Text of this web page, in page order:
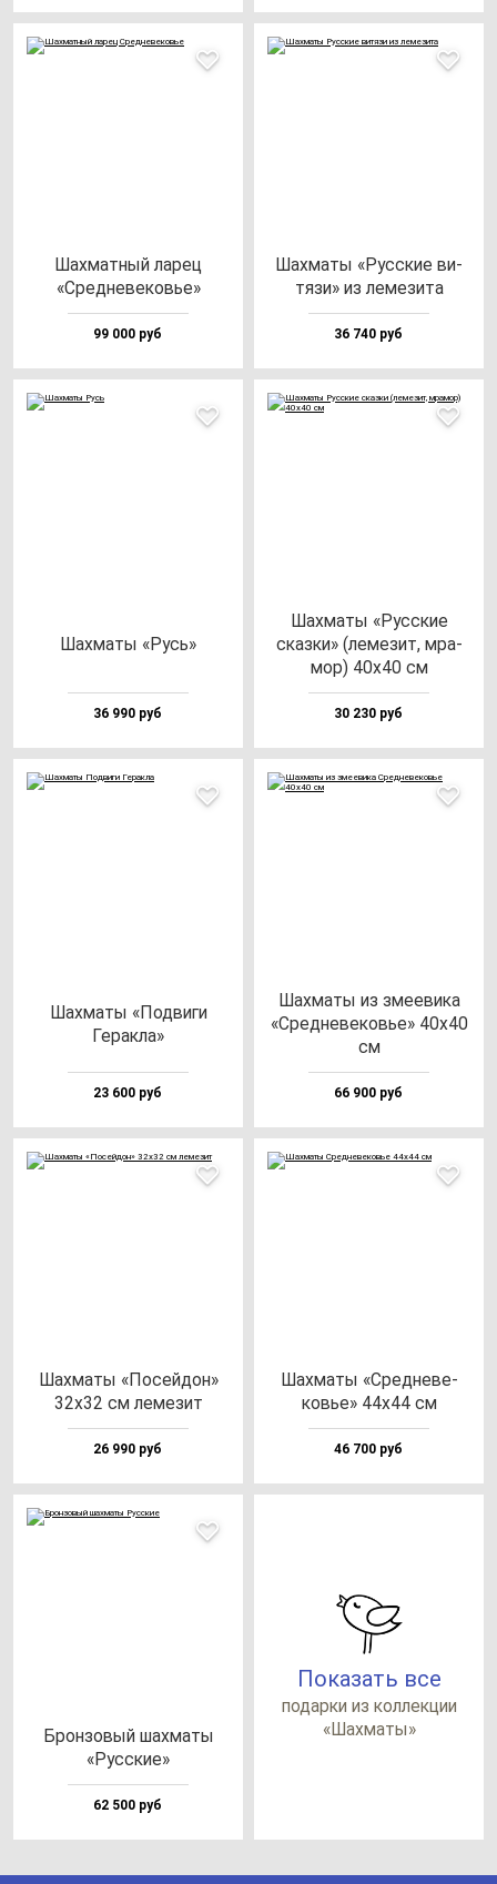
Шах­мат­ный ла­рец
«Сред­не­ве­ковье»
99 000 руб
Шах­ма­ты «Рус­ские ви­
тя­зи» из ле­ме­зи­та
36 740 руб
Шах­ма­ты «Русь»
36 990 руб
Шах­ма­ты «Рус­ские
сказ­ки» (ле­ме­зит, мра­
мор) 40х40 см
30 230 руб
Шах­ма­ты «Под­ви­ги
Герак­ла»
23 600 руб
Шах­ма­ты из зме­еви­ка
«Сред­не­ве­ковье» 40х40
см
66 900 руб
Шах­ма­ты «Посей­дон»
32х32 см ле­ме­зит
26 990 руб
Шах­ма­ты «Сред­не­ве­
ковье» 44х44 см
46 700 руб
Брон­зо­вый шах­ма­ты
«Рус­ские»
62 500 руб
Показать все
по­дар­ки из кол­лек­ции
«Шах­ма­ты»